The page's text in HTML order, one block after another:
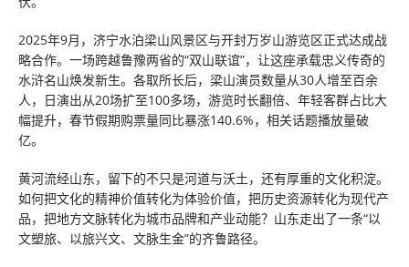
2025年9月，济宁水泊梁山风景区与开封万岁山游览区正式达成战
略合作。一场跨越鲁豫两省的“双山联谊”，让这座承载忠义传奇的
水浒名山焕发新生。各取所长后，梁山演员数量从30人增至百余
人，日演出从20场扩至100多场，游览时长翻倍、年轻客群占比大
幅提升，春节假期购票量同比暴涨140.6%，相关话题播放量破
亿。
黄河流经山东，留下的不只是河道与沃土，还有厚重的文化积淀。
如何把文化的精神价值转化为体验价值，把历史资源转化为现代产
品，把地方文脉转化为城市品牌和产业动能？山东走出了一条“以
文塑旅、以旅兴文、文脉生金”的齐鲁路径。